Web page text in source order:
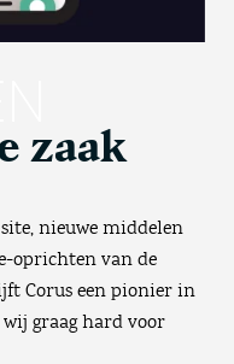
zaak
nieuwe middelen
oprichten van de
Corus een pionier in
graag hard voor